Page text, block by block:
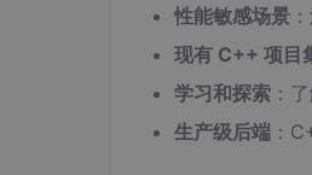
性能敏感场景
现有 C++ 项目
学习和探索 ：
生产级后端 ：